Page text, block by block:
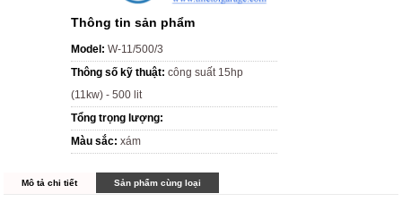
Thông tin sản phẩm
Model:W-11/500/3
Thông số kỹ thuật:công suất 15hp
(11kw) - 500 lit
Tổng trọng lượng:
Màu sắc:xám
Mô tả chi tiết Sản phẩm cùng loại